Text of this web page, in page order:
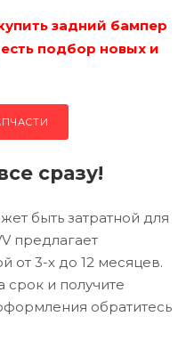
задний бампер
подбор новых и
сразу!
быть затратной для
предлагает
от 3-х до 12 месяцев.
срок и получите
обратитесь